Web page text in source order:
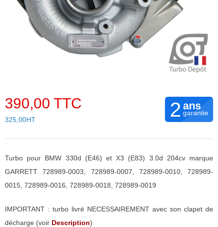
390,00 TTC
325,00HT 2 ans
garantie
Turbo pour BMW 330d (E46) et X3 (E83) 3.0d 204cv marque
GARRETT 728989-0003, 728989-0007, 728989-0010, 728989-
0015, 728989-0016, 728989-0018, 728989-0019
IMPORTANT : turbo livré NECESSAIREMENT avec son clapet de
décharge (voir Description)